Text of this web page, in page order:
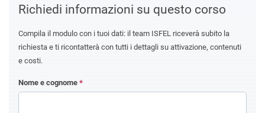
Richiedi informazioni su questo corso
Compila il modulo con i tuoi dati: il team ISFEL riceverà subito la
richiesta e ti ricontatterà con tutti i dettagli su attivazione, contenuti
e costi.
Nome e cognome *